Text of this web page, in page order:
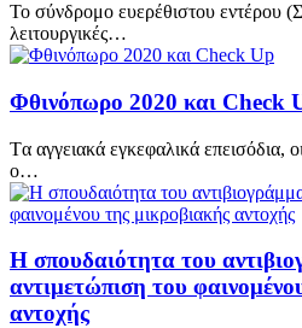
Το σύνδρομο ευερέθιστου εντέρου
λειτουργικές…
Φθινόπωρο 2020 και Check
Tα αγγειακά εγκεφαλικά επεισόδια,
ο…
Η σπουδαιότητα του
αντιμετώπιση του
αντοχής